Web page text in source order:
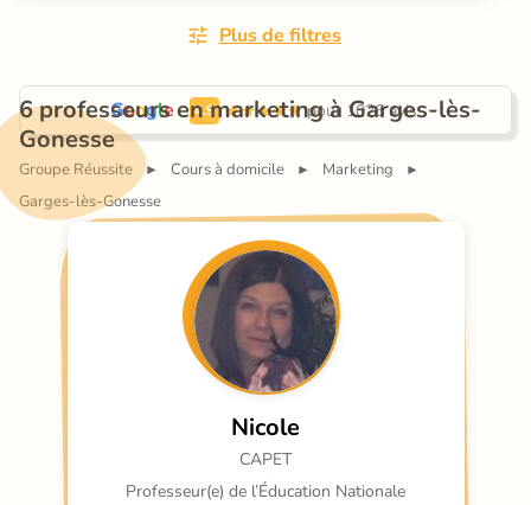
Plus de filtres
Google 4.9 pour 1026 avis.
6 professeurs en marketing à Garges-lès-
Gonesse
Groupe Réussite ► Cours à domicile ► Marketing ►
Garges-lès-Gonesse
Nicole
CAPET
Professeur(e) de l’Éducation Nationale